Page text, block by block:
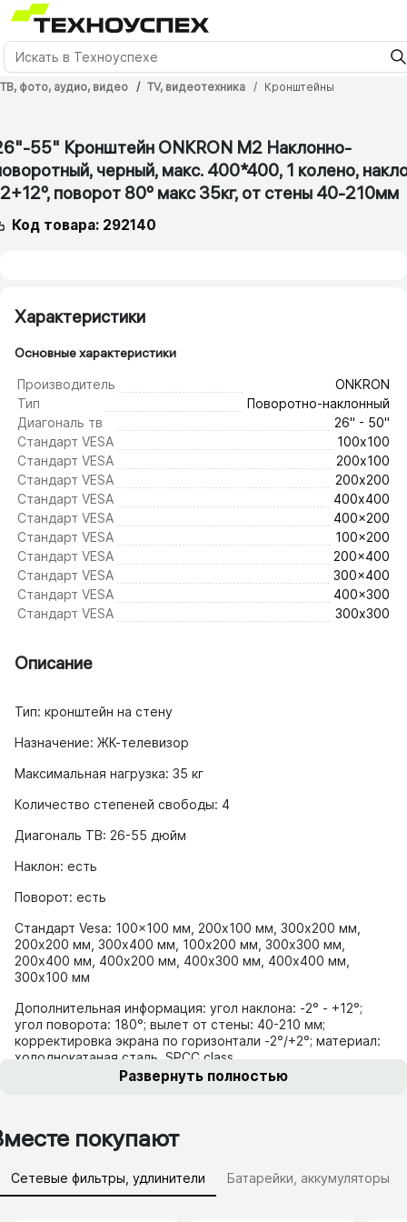
ТВ, фото, аудио, видео TV, видеотехника Кронштейны
55" Кронштейн ONKRON M2 Наклонно-
черный, макс. 400*400, 1 колено,
поворот 80º макс 35кг, от стены 40-210мм
Код товара: 292140
Характеристики
Основные характеристики
Производитель
ONKRON
Тип
Поворотно-наклонный
Диагональ тв
26" - 50"
Стандарт VESA
100х100
Стандарт VESA
200х100
Стандарт VESA
200х200
Стандарт VESA
400х400
Стандарт VESA
400x200
Стандарт VESA
100x200
Стандарт VESA
200x400
Стандарт VESA
300x400
Стандарт VESA
400x300
Стандарт VESA
300х300
Развернуть полностью
Описание
Тип: кронштейн на стену
Назначение: ЖК-телевизор
Максимальная нагрузка: 35 кг
Количество степеней свободы: 4
Диагональ ТВ: 26-55 дюйм
Наклон: есть
Поворот: есть
Стандарт Vesa: 100x100 мм, 200x100 мм, 300x200 мм,
200x200 мм, 300x400 мм, 100x200 мм, 300x300 мм,
200x400 мм, 400x200 мм, 400x300 мм, 400x400 мм,
300x100 мм
Дополнительная информация: угол наклона: -2° - +12°;
угол поворота: 180°; вылет от стены: 40-210 мм;
корректировка экрана по горизонтали -2°/+2°; материал:
холоднокатаная сталь, SPCC class
Развернуть полностью
покупают
Сетевые фильтры, удлинители Батарейки, аккумуляторы